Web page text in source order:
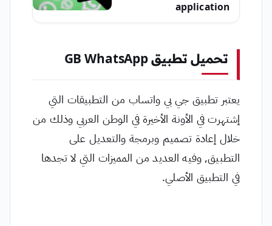
application
تحميل تطبيق GB WhatsApp
يعتبر تطبيق جي بي واتساب من التطبيقات التي
إشتهرت في الأونة الأخيرة في الوطن العربي وذلك من
خلال إعادة تصميم وبرمجة والتعديل على
التطبيق, وفيه العديد من المميزات التي لا تجدها
في التطبيق الأصلي.